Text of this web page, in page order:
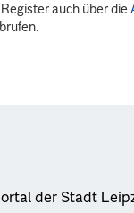
auch über die
der Stadt